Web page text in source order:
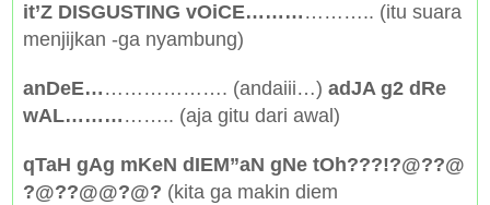
it’Z DISGUSTING vOiCE……… ……….. (itu suara
menjijkan -ga nyambung)
anDeE… ………………. (andaiii…) adJA g2 dRe
wAL……… …….. (aja gitu dari awal)
qTaH gAg mKeN dIEM”aN gNe tOh???!?@??@
?@??@@?@? (kita ga makin diem